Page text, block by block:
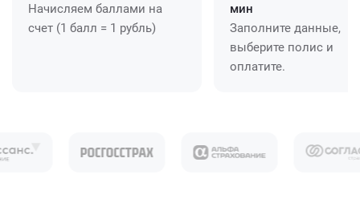
Начисляем баллами на
счет (1 балл = 1 рубль)
мин
Заполните данные,
выберите полис и
оплатите.